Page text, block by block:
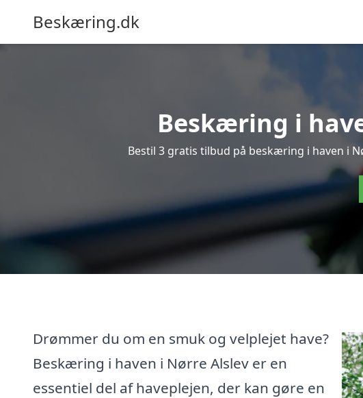
Beskæring.dk
Beskæring i
Bestil 3 gratis tilbud på beskæring i haven i
Drømmer du om en smuk og velplejet have?
Beskæring i haven i Nørre Alslev er en
essentiel del af haveplejen, der kan gøre en